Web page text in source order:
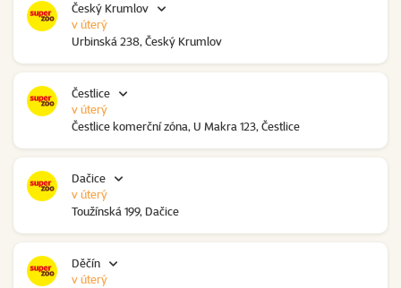
Český Krumlov
Urbinská 238, Český Krumlov
v úterý
Čestlice
Čestlice komerční zóna, U Makra 123, Čestlice
v úterý
Dačice
Toužínská 199, Dačice
v úterý
Děčín
v úterý